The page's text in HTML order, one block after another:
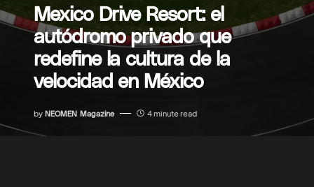
Mexico Drive Resort: el
autódromo privado que
redefine la cultura de la
velocidad en México
by NEOMEN Magazine 4 minute read